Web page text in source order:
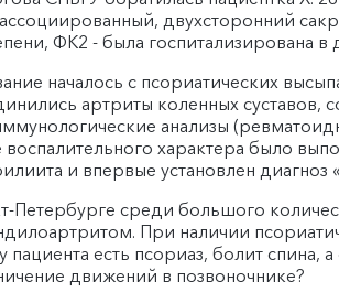
двухсторонний
ФК2 - была госпитализирована
началось с псориатических
артриты коленных
иммунологические анализы
характера было
и впервые установлен диагноз
Петербурге среди большого
При наличии
пациента есть псориаз, болит спина,
движений в позвоночнике?